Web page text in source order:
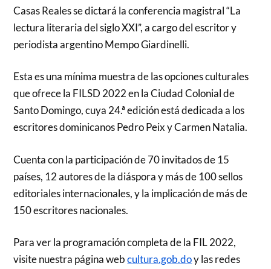
Casas Reales se dictará la conferencia magistral “La
lectura literaria del siglo XXI”, a cargo del escritor y
periodista argentino Mempo Giardinelli.
Esta es una mínima muestra de las opciones culturales
que ofrece la FILSD 2022 en la Ciudad Colonial de
Santo Domingo, cuya 24.ª edición está dedicada a los
escritores dominicanos Pedro Peix y Carmen Natalia.
Cuenta con la participación de 70 invitados de 15
países, 12 autores de la diáspora y más de 100 sellos
editoriales internacionales, y la implicación de más de
150 escritores nacionales.
Para ver la programación completa de la FIL 2022,
visite nuestra página webcultura.gob.doy las redes